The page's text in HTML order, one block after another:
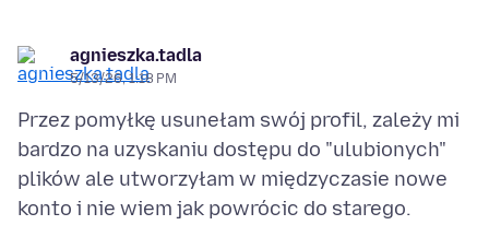
agnieszka.tadla
5/13/26, 1:18 PM
Przez pomyłkę usunełam swój profil, zależy mi
bardzo na uzyskaniu dostępu do "ulubionych"
plików ale utworzyłam w międzyczasie nowe
konto i nie wiem jak powrócic do starego.